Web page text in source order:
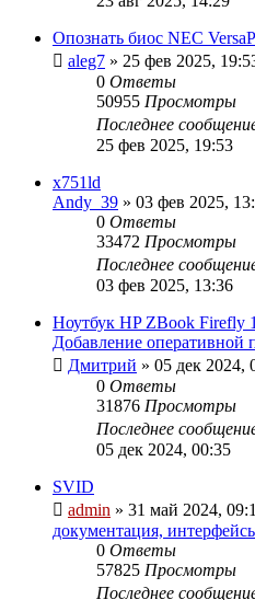
Опознать биос NEC
aleg7 » 25 фев 2025,
0 Ответы
50955 Просмотры
Последнее
25 фев 2025, 19:53
x751ld
Andy_39 » 03 фев 2025,
0 Ответы
33472 Просмотры
Последнее
03 фев 2025, 13:36
Ноутбук HP ZBook Firefly
Добавление оперативной
Дмитрий » 05 дек 2024,
0 Ответы
31876 Просмотры
Последнее
05 дек 2024, 00:35
SVID
admin » 31 май 2024,
документация,
0 Ответы
57825 Просмотры
Последнее